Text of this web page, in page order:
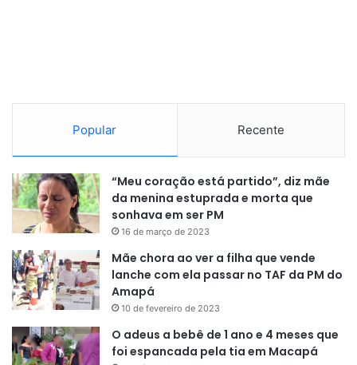
Popular Recente
“Meu coração está partido”, diz mãe
da menina estuprada e morta que
sonhava em ser PM
16 de março de 2023
Mãe chora ao ver a filha que vende
lanche com ela passar no TAF da PM do
Amapá
10 de fevereiro de 2023
O adeus a bebê de 1 ano e 4 meses que
foi espancada pela tia em Macapá